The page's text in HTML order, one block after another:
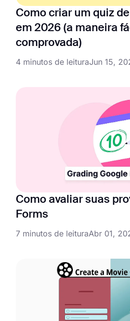
Como criar um quiz
em 2026 (a maneira
comprovada)
4 minutos de leituraJun 15,
Como avaliar suas
Forms
7 minutos de leituraAbr 01,